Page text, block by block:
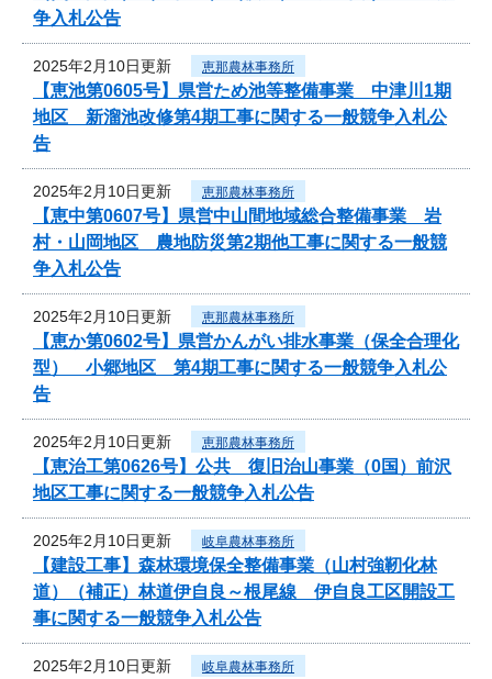
争入札公告
2025年2月10日更新 恵那農林事務所
【恵池第0605号】県営ため池等整備事業 中津川1期
地区 新溜池改修第4期工事に関する一般競争入札公
告
2025年2月10日更新 恵那農林事務所
【恵中第0607号】県営中山間地域総合整備事業 岩
村・山岡地区 農地防災第2期他工事に関する一般競
争入札公告
2025年2月10日更新 恵那農林事務所
【恵か第0602号】県営かんがい排水事業（保全合理化
型） 小郷地区 第4期工事に関する一般競争入札公
告
2025年2月10日更新 恵那農林事務所
【恵治工第0626号】公共 復旧治山事業（0国）前沢
地区工事に関する一般競争入札公告
2025年2月10日更新 岐阜農林事務所
【建設工事】森林環境保全整備事業（山村強靭化林
道）（補正）林道伊自良～根尾線 伊自良工区開設工
事に関する一般競争入札公告
2025年2月10日更新 岐阜農林事務所